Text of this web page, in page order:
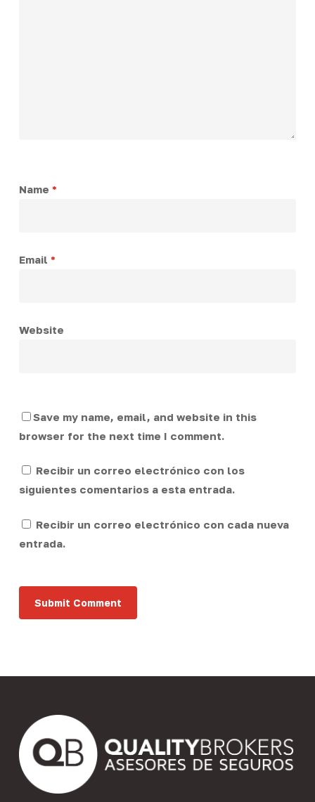
Name *
Email *
Website
Save my name, email, and website in this
browser for the next time I comment.
Recibir un correo electrónico con los
siguientes comentarios a esta entrada.
Recibir un correo electrónico con cada nueva
entrada.